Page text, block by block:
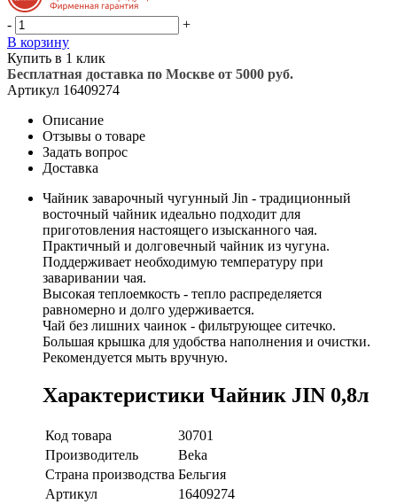
-
+
В корзину
Купить в 1 клик
Бесплатная доставка по Москве от 5000 руб.
Артикул 16409274
Описание
Отзывы о товаре
Задать вопрос
Доставка
Чайник заварочный чугунный Jin - традиционный
восточный чайник идеально подходит для
приготовления настоящего изысканного чая.
Практичный и долговечный чайник из чугуна.
Поддерживает необходимую температуру при
заваривании чая.
Высокая теплоемкость - тепло распределяется
равномерно и долго удерживается.
Чай без лишних чаинок - фильтрующее ситечко.
Большая крышка для удобства наполнения и очистки.
Рекомендуется мыть вручную.
Характеристики Чайник JIN 0,8л
Код товара
30701
Производитель
Beka
Страна производства Бельгия
Артикул
16409274